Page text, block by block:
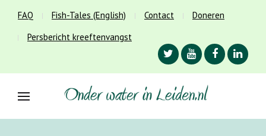
FAQ Fish-Tales (English) Contact
Doneren
Persbericht kreeftenvangst